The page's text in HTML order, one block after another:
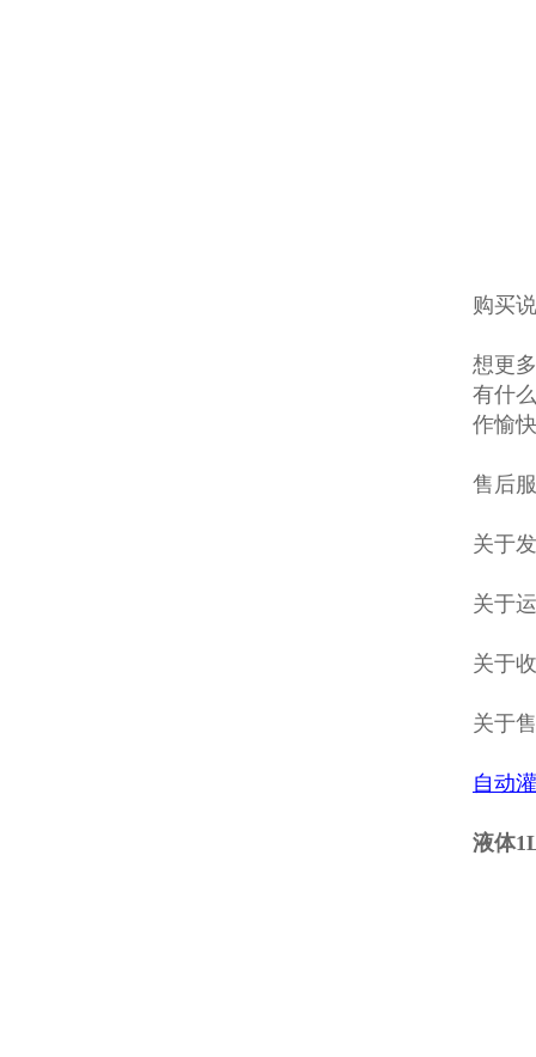
购买
想更
有什
作愉
售后
关于
关于
关于
关于
自动
液体